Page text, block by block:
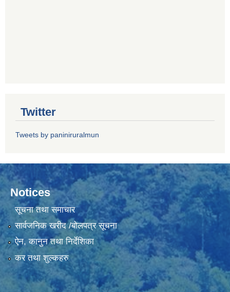
Twitter
Tweets by paniniruralmun
Notices
सूचना तथा समाचार
सार्वजनिक खरीद /बोलपत्र सूचना
ऐन, कानुन तथा निर्देशिका
कर तथा शुल्कहरु